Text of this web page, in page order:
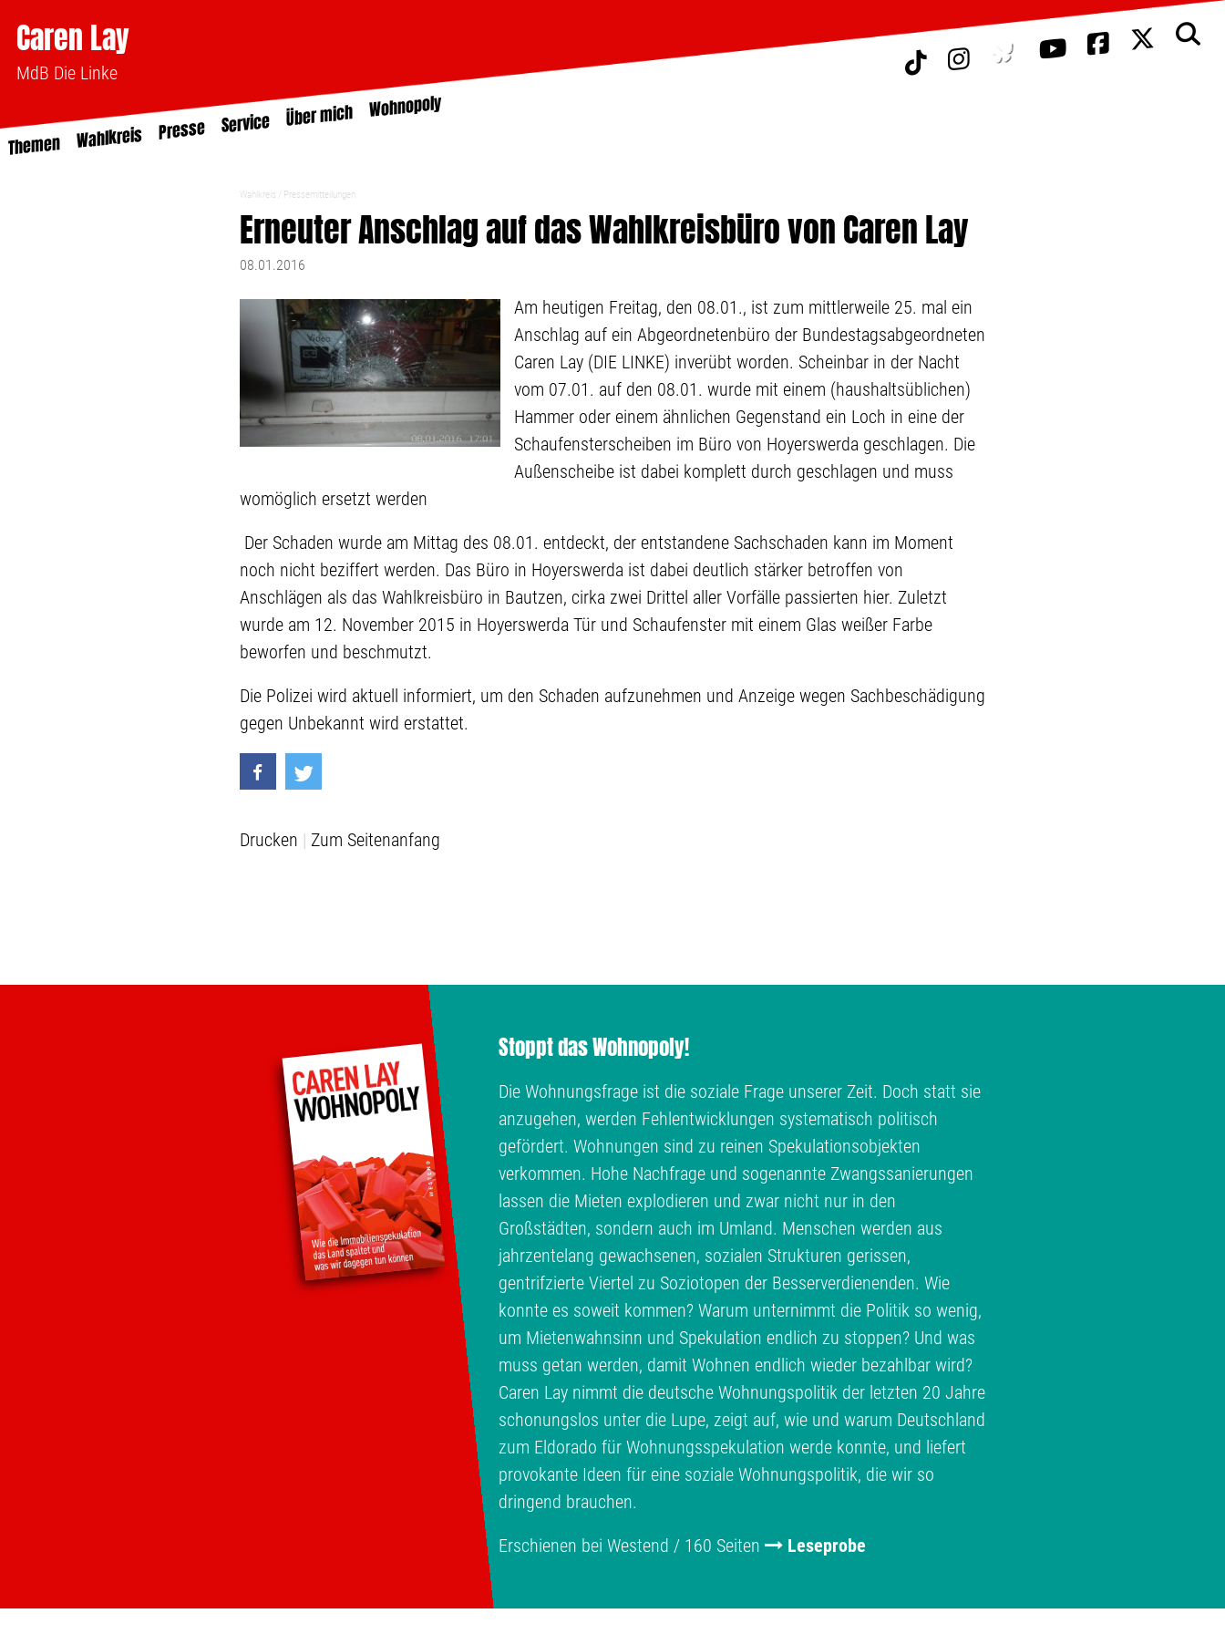
Caren Lay
MdB Die Linke
Themen Wahlkreis Presse Service Über mich Wohnopoly
Wahlkreis Pressemitteilungen
Erneuter Anschlag auf das Wahlkreisbüro von Caren Lay
08.01.2016
Am heutigen Freitag, den 08.01., ist zum mittlerweile 25. mal ein
Anschlag auf ein Abgeordnetenbüro der Bundestagsabgeordneten
Caren Lay (DIE LINKE) inverübt worden. Scheinbar in der Nacht
vom 07.01. auf den 08.01. wurde mit einem (haushaltsüblichen)
Hammer oder einem ähnlichen Gegenstand ein Loch in eine der
Schaufensterscheiben im Büro von Hoyerswerda geschlagen. Die
Außenscheibe ist dabei komplett durch geschlagen und muss
womöglich ersetzt werden
Der Schaden wurde am Mittag des 08.01. entdeckt, der entstandene Sachschaden kann im Moment
noch nicht beziffert werden. Das Büro in Hoyerswerda ist dabei deutlich stärker betroffen von
Anschlägen als das Wahlkreisbüro in Bautzen, cirka zwei Drittel aller Vorfälle passierten hier. Zuletzt
wurde am 12. November 2015 in Hoyerswerda Tür und Schaufenster mit einem Glas weißer Farbe
beworfen und beschmutzt.
Die Polizei wird aktuell informiert, um den Schaden aufzunehmen und Anzeige wegen Sachbeschädigung
gegen Unbekannt wird erstattet.
Drucken Zum Seitenanfang
Stoppt das Wohnopoly!
Die Wohnungsfrage ist die soziale Frage unserer Zeit. Doch statt sie
anzugehen, werden Fehlentwicklungen systematisch politisch
gefördert. Wohnungen sind zu reinen Spekulationsobjekten
verkommen. Hohe Nachfrage und sogenannte Zwangssanierungen
lassen die Mieten explodieren und zwar nicht nur in den
Großstädten, sondern auch im Umland. Menschen werden aus
jahrzentelang gewachsenen, sozialen Strukturen gerissen,
gentrifzierte Viertel zu Soziotopen der Besserverdienenden. Wie
konnte es soweit kommen? Warum unternimmt die Politik so wenig,
um Mietenwahnsinn und Spekulation endlich zu stoppen? Und was
muss getan werden, damit Wohnen endlich wieder bezahlbar wird?
Caren Lay nimmt die deutsche Wohnungspolitik der letzten 20 Jahre
schonungslos unter die Lupe, zeigt auf, wie und warum Deutschland
zum Eldorado für Wohnungsspekulation werde konnte, und liefert
provokante Ideen für eine soziale Wohnungspolitik, die wir so
dringend brauchen.
Erschienen bei Westend / 160 Seiten
Leseprobe